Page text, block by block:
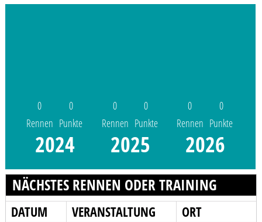
0
Rennen
0
Punkte
2024
0
Rennen
0
Punkte
2025
0
Rennen
0
Punkte
2026
NÄCHSTES RENNEN ODER TRAINING
DATUM VERANSTALTUNG ORT